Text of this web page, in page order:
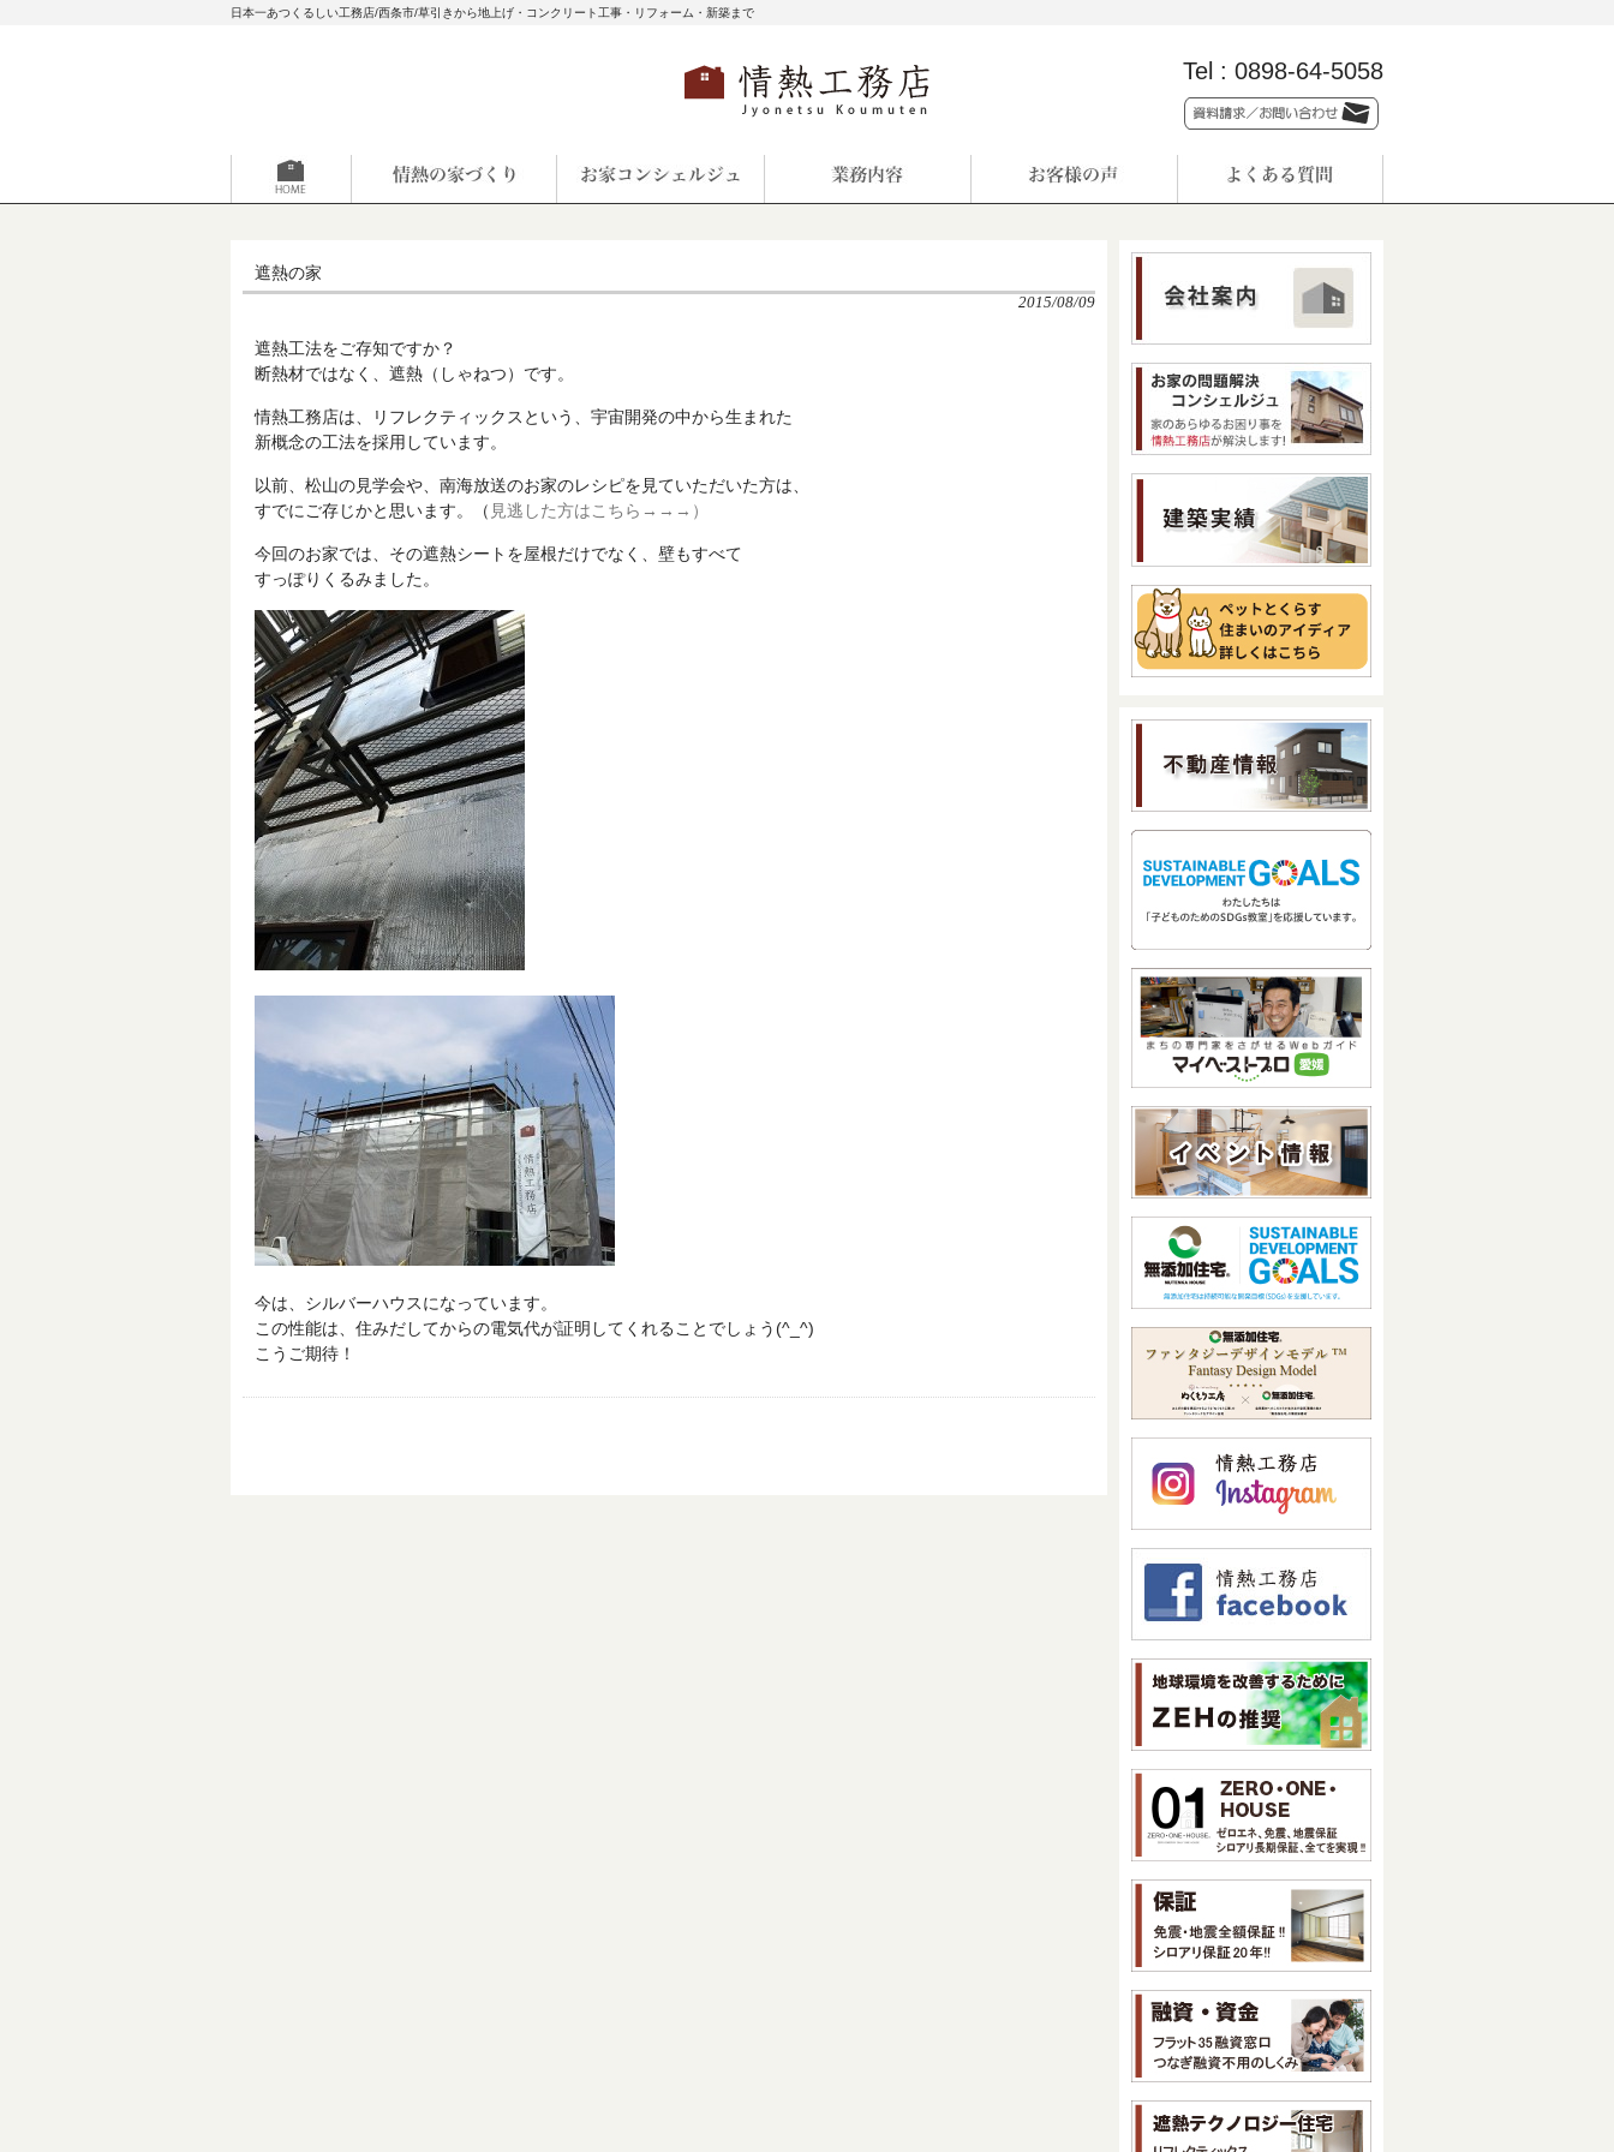
日本一あつくるしい工務店/西条市/草引きから地上げ・コンクリート工事・リフォーム・新築まで
Tel : 0898-64-5058
遮熱の家
2015/08/09
遮熱工法をご存知ですか？
断熱材ではなく、遮熱（しゃねつ）です。
情熱工務店は、リフレクティックスという、宇宙開発の中から生まれた
新概念の工法を採用しています。
以前、松山の見学会や、南海放送のお家のレシピを見ていただいた方は、
すでにご存じかと思います。（ 見逃した方はこちら→→→）
今回のお家では、その遮熱シートを屋根だけでなく、壁もすべて
すっぽりくるみました。
今は、シルバーハウスになっています。
この性能は、住みだしてからの電気代が証明してくれることでしょう(^_^)
こうご期待！